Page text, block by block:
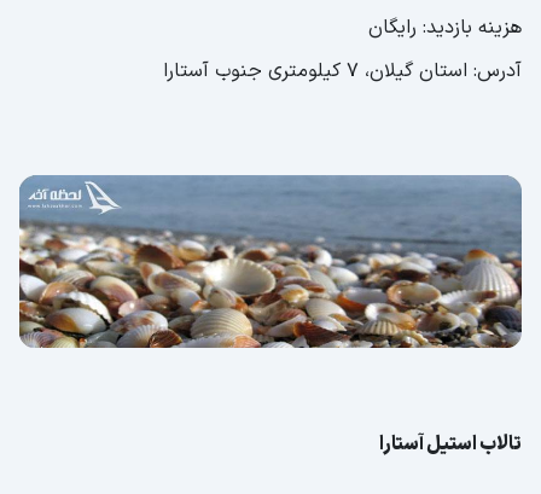
هزینه بازدید: رایگان
آدرس: استان گیلان، 7 کیلومتری جنوب آستارا
تالاب استیل آستارا